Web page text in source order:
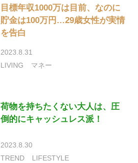
目標年収1000万は目前、なのに
貯金は100万円…29歳女性が実情
を告白
2023.8.31
LIVING
マネー
荷物を持ちたくない大人は、圧
倒的にキャッシュレス派！
2023.8.30
TREND
LIFESTYLE